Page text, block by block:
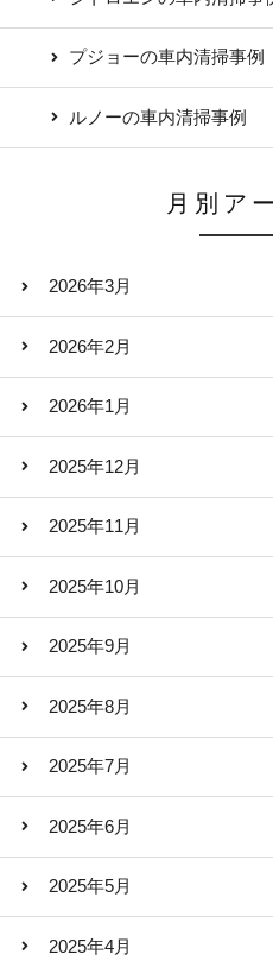
プジョーの車内清掃事例
ルノーの車内清掃事例
月別ア
2026年3月
2026年2月
2026年1月
2025年12月
2025年11月
2025年10月
2025年9月
2025年8月
2025年7月
2025年6月
2025年5月
2025年4月